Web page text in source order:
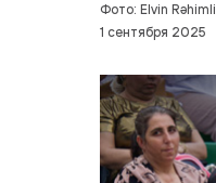
Фото: Elvin Rəhimli
1 сентября 2025